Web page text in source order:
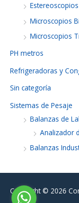
Estereoscopios
Microscopios
Microscopios
PH metros
Refrigeradoras y
Sin categoría
Sistemas de Pesaje
Balanzas de
Analizador
Balanzas
Copyright © 2026